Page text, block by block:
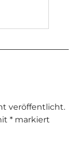
veröffentlicht.
*markiert